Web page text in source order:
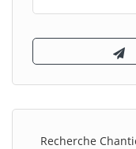
Recherche